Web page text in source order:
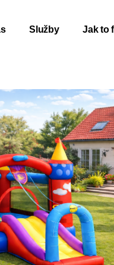
Služby Jak to